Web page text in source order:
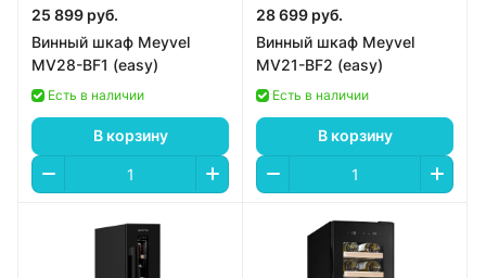
25 899 руб.
Винный шкаф Meyvel
MV28-BF1 (easy)
Есть в наличии
В корзину
28 699 руб.
Винный шкаф Meyvel
MV21-BF2 (easy)
Есть в наличии
В корзину